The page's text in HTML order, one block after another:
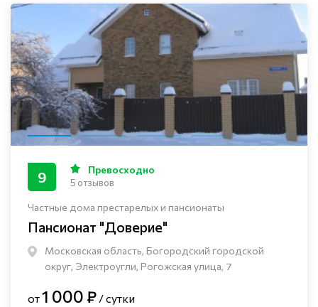
Частные дома престарелых и пансионаты
Пансионат "Доверие"
Московская область, Богородский городской
округ, Электроугли, Рогожская улица, 7
9 Превосходно
5 отзывов
от1 000 ₽ / сутки